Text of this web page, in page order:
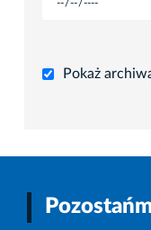
Pokaż